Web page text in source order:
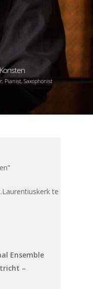
Pianist, Saxophonist
te
Ensemble
–